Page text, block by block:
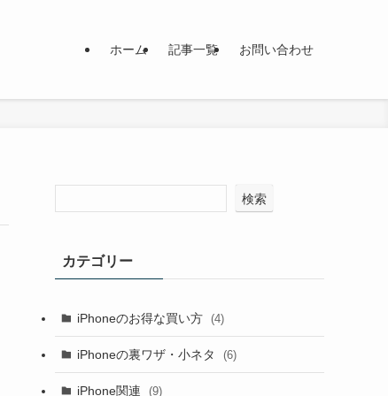
ホーム 記事一覧 お問い合わせ
検索
カテゴリー
iPhoneのお得な買い方 (4)
iPhoneの裏ワザ・小ネタ (6)
iPhone関連 (9)